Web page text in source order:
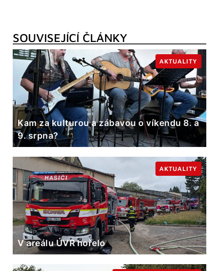
SOUVISEJÍCÍ ČLÁNKY
Kam za kulturou a zábavou o víkendu 8. a
9. srpna?
AKTUALITY
V areálu ÚVR hořelo
AKTUALITY